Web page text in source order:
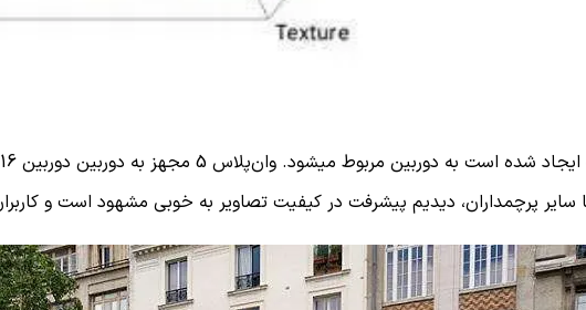
سایر پرچمداران، دیدیم پیشرفت در کیفیت تصاویر به خوبی مشهود است و